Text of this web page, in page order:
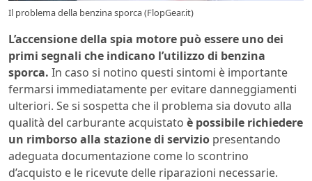
Il problema della benzina sporca (FlopGear.it)
L’accensione della spia motore può essere uno dei
primi segnali che indicano l’utilizzo di benzina
sporca. In caso si notino questi sintomi è importante
fermarsi immediatamente per evitare danneggiamenti
ulteriori. Se si sospetta che il problema sia dovuto alla
qualità del carburante acquistato è possibile richiedere
un rimborso alla stazione di servizio presentando
adeguata documentazione come lo scontrino
d’acquisto e le ricevute delle riparazioni necessarie.